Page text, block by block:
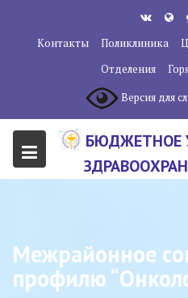
содержанию
Контакты Поликлиника
Отделения
Версия для
БЮДЖЕТНОЕ
ЦЕНТР"
Межрайонное
профилю